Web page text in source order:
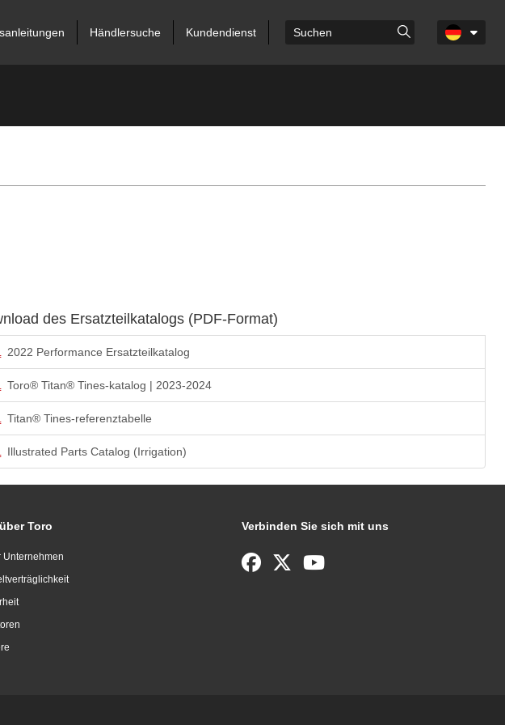
Händlersuche Kundendienst
des Ersatzteilkatalogs (PDF-Format)
2022 Performance Ersatzteilkatalog
Toro® Titan® Tines-katalog | 2023-2024
Titan® Tines-referenztabelle
Illustrated Parts Catalog (Irrigation)
Toro
Unternehmen
Verbinden Sie sich mit uns